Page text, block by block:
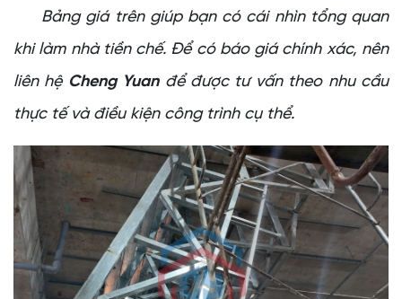
Bảng giá trên giúp bạn có cái nhìn tổng quan
khi làm nhà tiền chế. Để có báo giá chính xác, nên
liên hệ Cheng Yuanđể được tư vấn theo nhu cầu
thực tế và điều kiện công trình cụ thể.